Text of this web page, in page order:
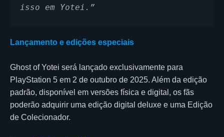
isso em Yotei.”
Lançamento e edições especiais
Ghost of Yotei será lançado exclusivamente para
PlayStation 5 em 2 de outubro de 2025. Além da edição
padrão, disponível em versões física e digital, os fãs
poderão adquirir uma edição digital deluxe e uma Edição
de Colecionador.